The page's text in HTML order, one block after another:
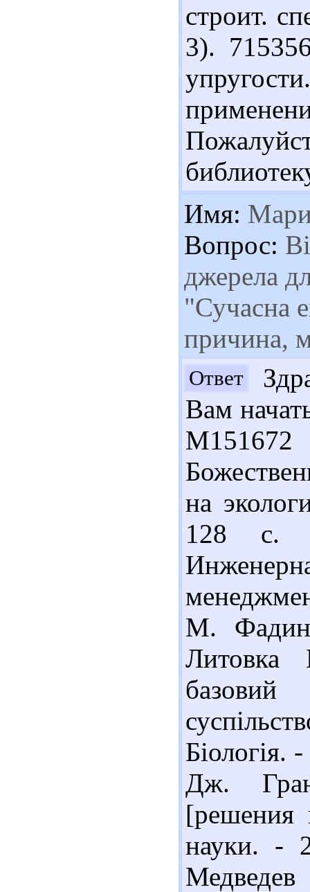
строит.
3).
Имя:
Вопрос:
джерела
"Сучасна
причина,
Ответ
Вам
на
128 с.
М.
Литовка
Дж.
[решения
науки.